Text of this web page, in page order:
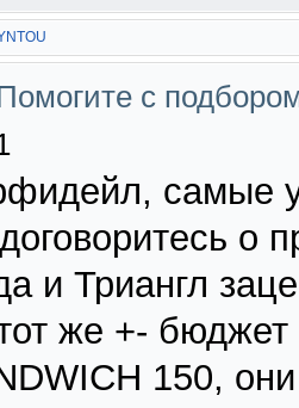
с
самые
о
и Триангл
же +-
150,